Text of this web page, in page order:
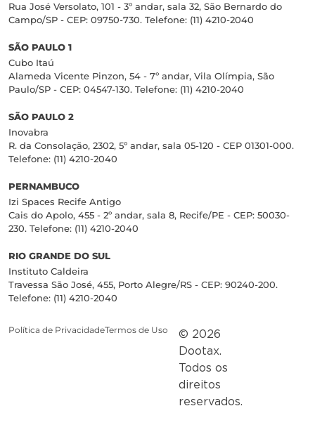
Rua José Versolato, 101 - 3º andar, sala 32, São Bernardo do
Campo/SP - CEP: 09750-730. Telefone: (11) 4210-2040
SÃO PAULO 1
Cubo Itaú
Alameda Vicente Pinzon, 54 - 7º andar, Vila Olímpia, São
Paulo/SP - CEP: 04547-130. Telefone: (11) 4210-2040
SÃO PAULO 2
Inovabra
R. da Consolação, 2302, 5º andar, sala 05-120 - CEP 01301-000.
Telefone: (11) 4210-2040
PERNAMBUCO
Izi Spaces Recife Antigo
Cais do Apolo, 455 - 2º andar, sala 8, Recife/PE - CEP: 50030-
230. Telefone: (11) 4210-2040
RIO GRANDE DO SUL
Instituto Caldeira
Travessa São José, 455, Porto Alegre/RS - CEP: 90240-200.
Telefone: (11) 4210-2040
Política de PrivacidadeTermos de Uso
© 2026
Dootax.
Todos os
direitos
reservados.